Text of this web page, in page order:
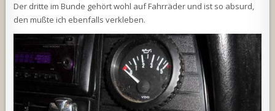
Der dritte im Bunde gehört wohl auf Fahrräder und ist so absurd,
den mußte ich ebenfalls verkleben.